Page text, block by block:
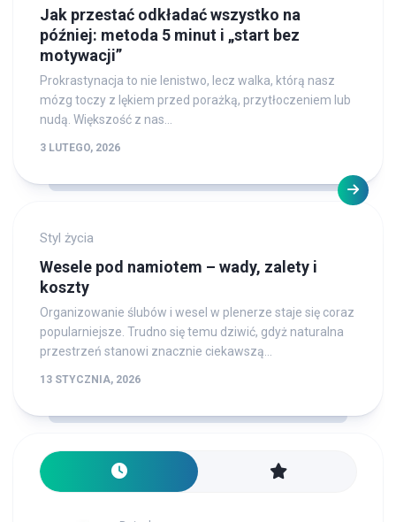
Jak przestać odkładać wszystko na
później: metoda 5 minut i „start bez
motywacji”
Prokrastynacja to nie lenistwo, lecz walka, którą nasz
mózg toczy z lękiem przed porażką, przytłoczeniem lub
nudą. Większość z nas...
3 LUTEGO, 2026
Styl życia
Wesele pod namiotem – wady, zalety i
koszty
Organizowanie ślubów i wesel w plenerze staje się coraz
popularniejsze. Trudno się temu dziwić, gdyż naturalna
przestrzeń stanowi znacznie ciekawszą...
13 STYCZNIA, 2026